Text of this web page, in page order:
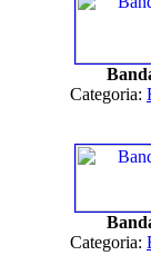
Categoria:
Categoria: